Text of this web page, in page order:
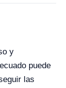
y
puede
las